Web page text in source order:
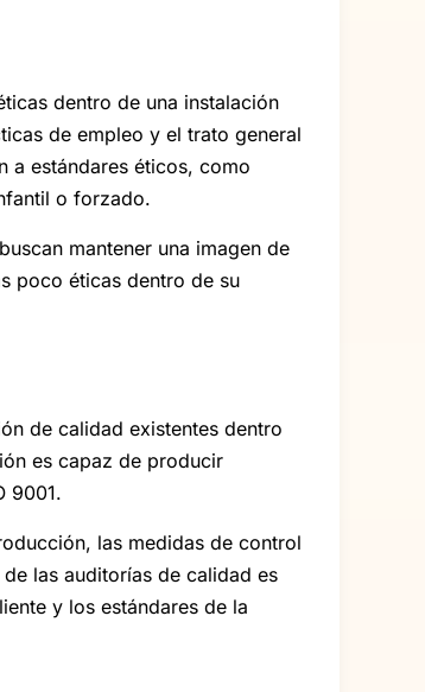
dentro de una instalación
de empleo y el trato general
a estándares éticos, como
o forzado.
mantener una imagen de
poco éticas dentro de su
de calidad existentes dentro
es capaz de producir
9001.
las medidas de control
las auditorías de calidad es
y los estándares de la